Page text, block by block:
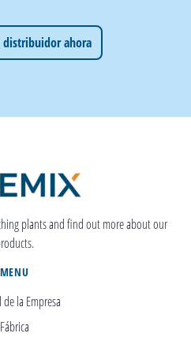
distribuidor ahora
plants and find out more about our
MENU
la Empresa
Fábrica